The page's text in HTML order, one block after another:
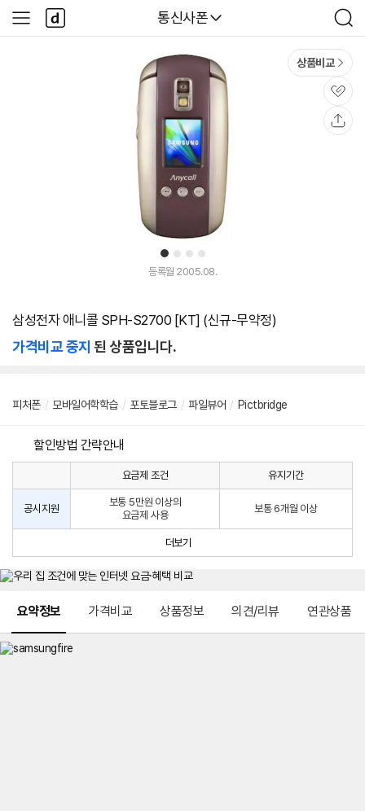
다나와
통신사폰
검
색
사
이
다
나
와
1 2 3 4
상품비교
관
심
등록월 2005.08.
삼성전자 애니콜 SPH-S2700 [KT] (신규-무약정)
가격비교 중지 된 상품입니다.
피처폰 / 모바일어학학습 / 포토블로그 / 파일뷰어 / Pictbridge
할인방법 간략안내
원
선
택
약
정
사
인
법
요금제 조건 유지기간
공시지원
보통 5만원 이상의
요금제 사용
보통 6개월 이상
더보기
요약정보 가격비교 상품정보 의견/리뷰 연관상품